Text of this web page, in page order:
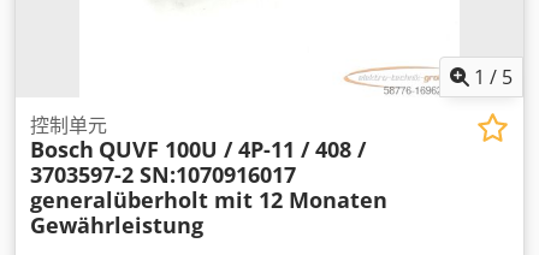
1 / 5
控制单元
Bosch QUVF 100U / 4P-11 / 408 /
3703597-2 SN:1070916017
generalüberholt mit 12 Monaten
Gewährleistung